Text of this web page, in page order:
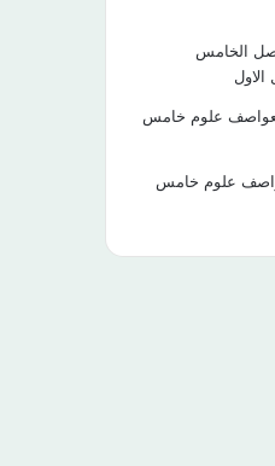
الخامس
علوم خامس
علوم خامس